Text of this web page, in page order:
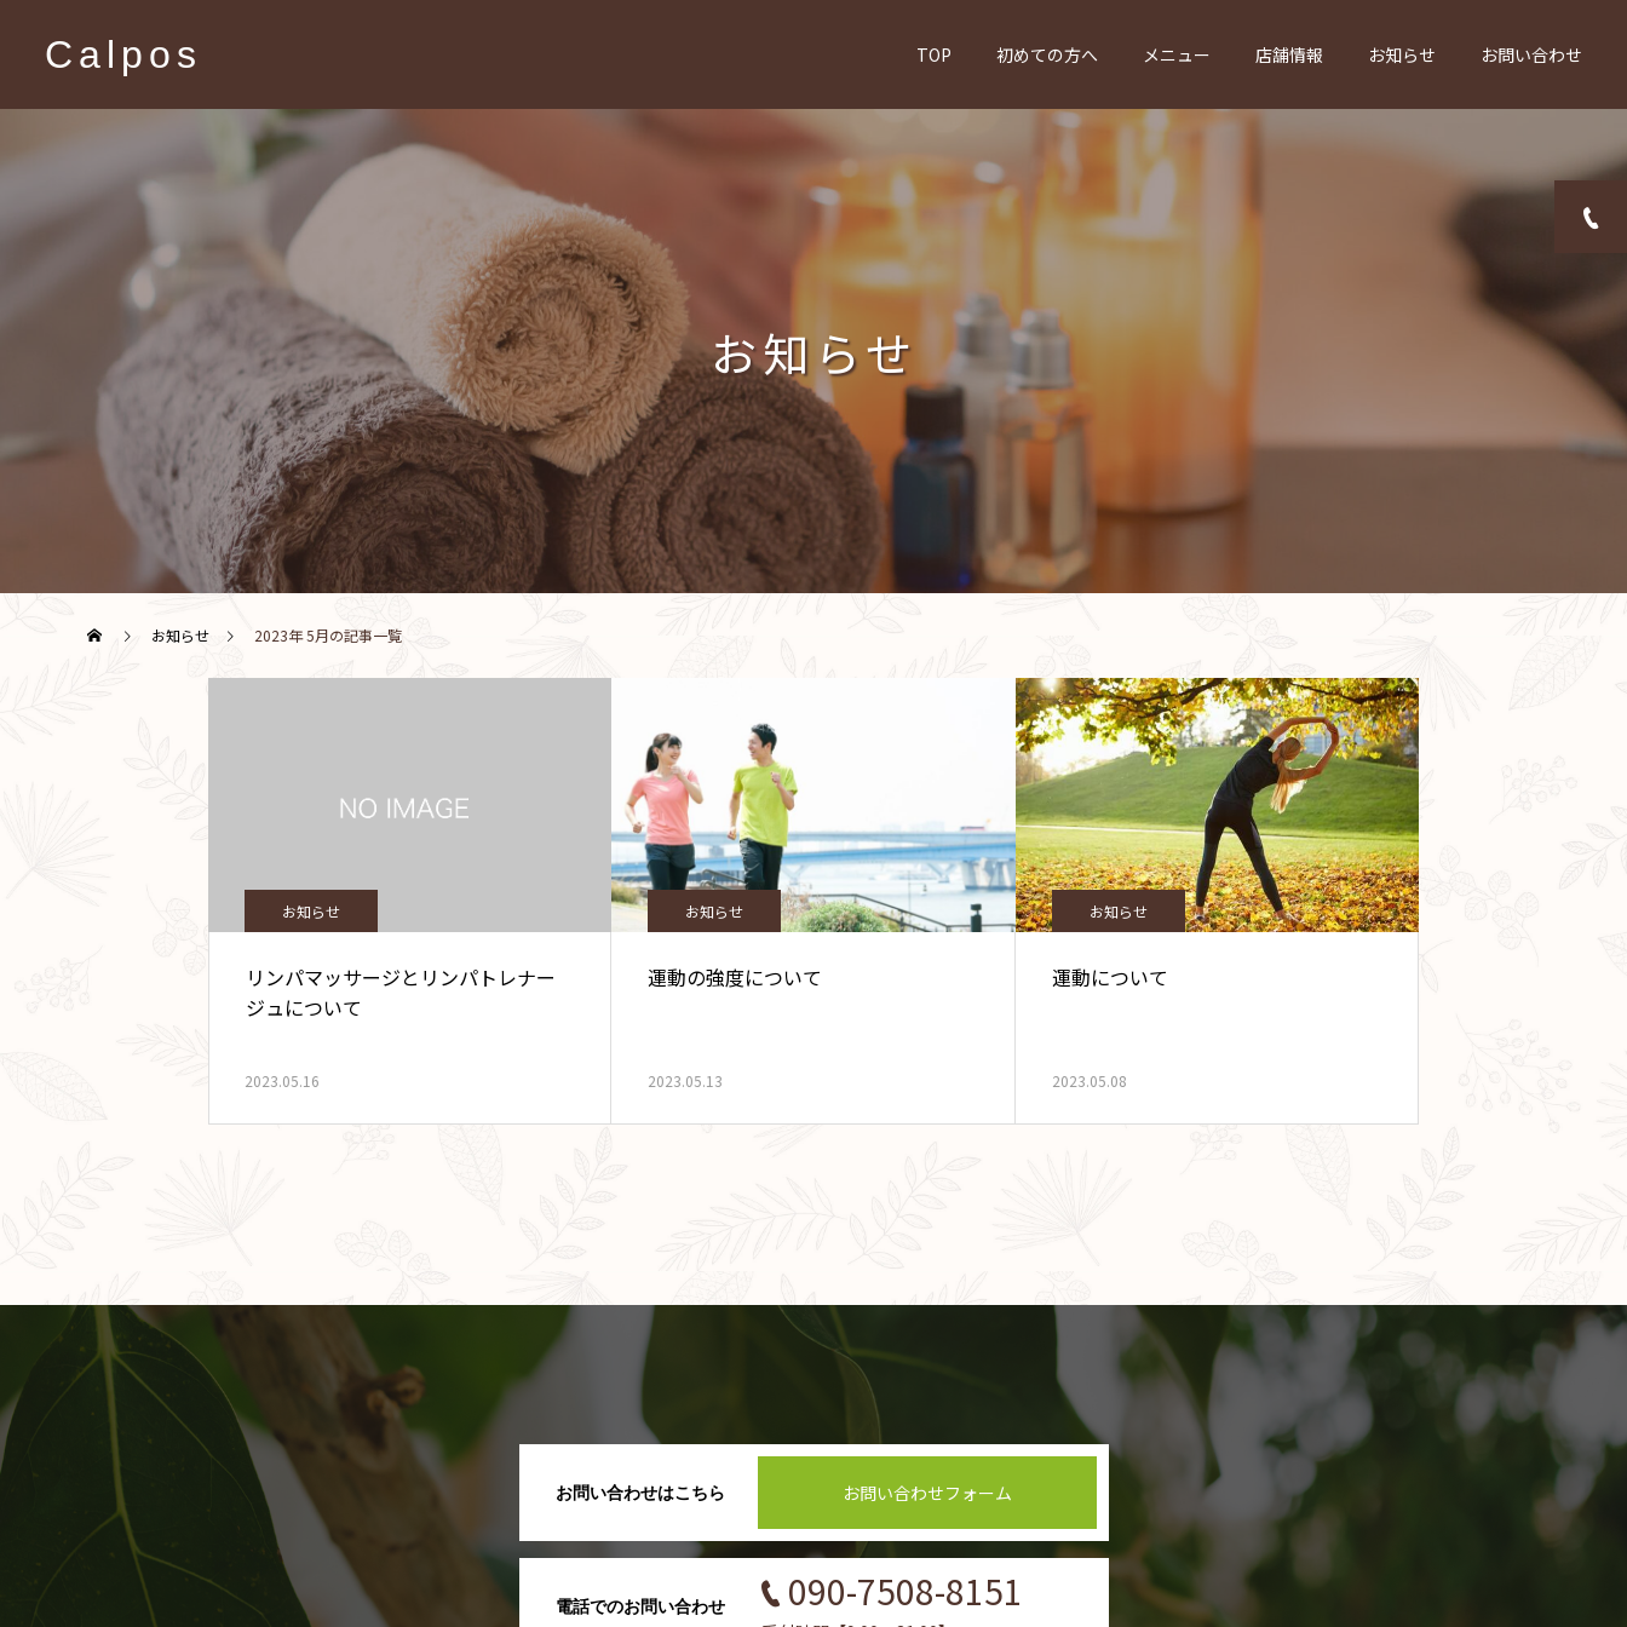
Calpos TOP 初めての方へ メニュー 店舗情報 お知らせ お問い合わせ
お知らせ
お知らせ 2023年 5月の記事一覧
お知らせ
リンパマッサージとリンパトレナー
ジュについて
2023.05.16
お知らせ
運動の強度について
2023.05.13
お知らせ
運動について
2023.05.08
お問い合わせはこちら お問い合わせフォーム
電話でのお問い合わせ 090-7508-8151